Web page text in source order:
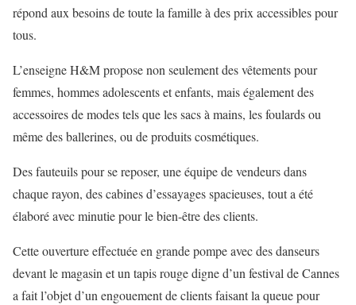
répond aux besoins de toute la famille à des prix accessibles pour
tous.
L’enseigne H&M propose non seulement des vêtements pour
femmes, hommes adolescents et enfants, mais également des
accessoires de modes tels que les sacs à mains, les foulards ou
même des ballerines, ou de produits cosmétiques.
Des fauteuils pour se reposer, une équipe de vendeurs dans
chaque rayon, des cabines d’essayages spacieuses, tout a été
élaboré avec minutie pour le bien-être des clients.
Cette ouverture effectuée en grande pompe avec des danseurs
devant le magasin et un tapis rouge digne d’un festival de Cannes
a fait l’objet d’un engouement de clients faisant la queue pour